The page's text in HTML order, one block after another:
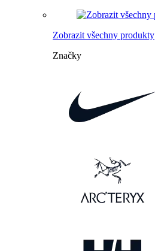
Zobrazit všechny produkty
Značky